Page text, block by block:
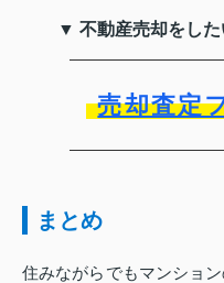
▼ 不動産売却をし
売却査定
まとめ
住みながらでもマンショ